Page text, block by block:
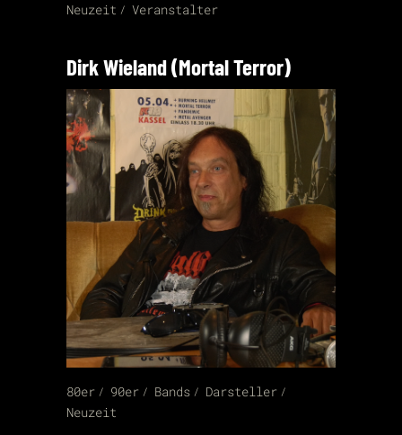
Neuzeit
Veranstalter
Dirk Wieland (Mortal Terror)
80er 90er Bands
Darsteller
Neuzeit